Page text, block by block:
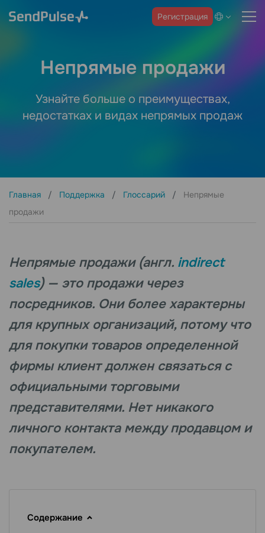
Регистрация
Непрямые продажи
Узнайте больше о преимуществах,
недостатках и видах непрямых продаж
Главная Поддержка Глоссарий
Непрямые
продажи
Непрямые продажи (англ. indirect
sales) — это продажи через
посредников. Они более характерны
для крупных организаций, потому что
для покупки товаров определенной
фирмы клиент должен связаться с
официальными торговыми
представителями. Нет никакого
личного контакта между продавцом и
покупателем.
Содержание